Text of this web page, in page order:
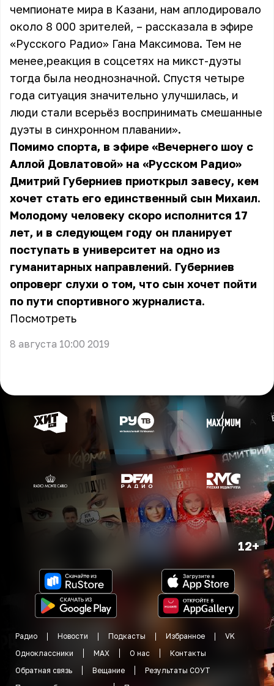
чемпионате мира в Казани, нам аплодировало
около 8 000 зрителей, – рассказала в эфире
«Русского Радио» Гана Максимова. Тем не
менее,реакция в соцсетях на микст-дуэты
тогда была неоднозначной. Спустя четыре
года ситуация значительно улучшилась, и
люди стали всерьёз воспринимать смешанные
дуэты в синхронном плавании».
Помимо спорта, в эфире «Вечернего шоу с
Аллой Довлатовой» на «Русском Радио»
Дмитрий Губерниев приоткрыл завесу, кем
хочет стать его единственный сын Михаил.
Молодому человеку скоро исполнится 17
лет, и в следующем году он планирует
поступать в университет на одно из
гуманитарных направлений. Губерниев
опроверг слухи о том, что сын хочет пойти
по пути спортивного журналиста.
Посмотреть
8 августа 10:00 2019
12+
Радио Новости Подкасты Избранное
VK
Одноклассники
MAX О нас
Контакты
Обратная связь
Вещание
Результаты СОУТ